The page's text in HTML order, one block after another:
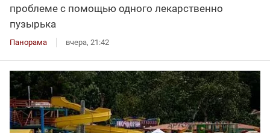
проблеме с помощью одного лекарственно
пузырька
Панорама вчера, 21:42